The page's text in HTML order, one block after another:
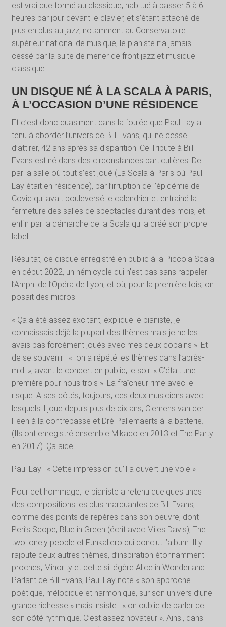
est vrai que formé au classique, habitué à passer 5 à 6
heures par jour devant le clavier, et s’étant attaché de
plus en plus au jazz, notamment au Conservatoire
supérieur national de musique, le pianiste n’a jamais
cessé par la suite de mener de front jazz et musique
classique.
UN DISQUE NÉ À LA SCALA À PARIS,
À L’OCCASION D’UNE RÉSIDENCE
Et c’est donc quasiment dans la foulée que Paul Lay a
tenu à aborder l’univers de Bill Evans, qui ne cesse
d’attirer, 42 ans après sa disparition. Ce Tribute à Bill
Evans est né dans des circonstances particulières. De
par la salle où tout s’est joué (La Scala à Paris où Paul
Lay était en résidence), par l’irruption de l’épidémie de
Covid qui avait bouleversé le calendrier et entraîné la
fermeture des salles de spectacles durant des mois, et
enfin par la démarche de la Scala qui a créé son propre
label.
Résultat, ce disque enregistré en public à la Piccola Scala
en début 2022, un hémicycle qui n’est pas sans rappeler
l’Amphi de l’Opéra de Lyon, et où, pour la première fois, on
posait des micros.
« Ça a été assez excitant, explique le pianiste, je
connaissais déjà la plupart des thèmes mais je ne les
avais pas forcément joués avec mes deux copains ». Et
de se souvenir : « on a répété les thèmes dans l’après-
midi », avant le concert en public, le soir. « C’était une
première pour nous trois ». La fraîcheur rime avec le
risque. A ses côtés, toujours, ces deux musiciens avec
lesquels il joue depuis plus de dix ans, Clemens van der
Feen à la contrebasse et Dré Pallemaerts à la batterie.
(Ils ont enregistré ensemble Mikado en 2013 et The Party
en 2017). Ça aide.
Paul Lay : « Cette impression qu’il a ouvert une voie »
Pour cet hommage, le pianiste a retenu quelques unes
des compositions les plus marquantes de Bill Evans,
comme des points de repères dans son oeuvre, dont
Peri’s Scope, Blue in Green (écrit avec Miles Davis), The
two lonely people et Funkallero qui conclut l’album. Il y
rajoute deux autres thèmes, d’inspiration étonnamment
proches, Minority et cette si légère Alice in Wonderland.
Parlant de Bill Evans, Paul Lay note « son approche
poétique, mélodique et harmonique, sur son univers d’une
grande richesse » mais insiste : « on oublie de parler de
son côté rythmique. C’est assez novateur ». Ainsi, dans